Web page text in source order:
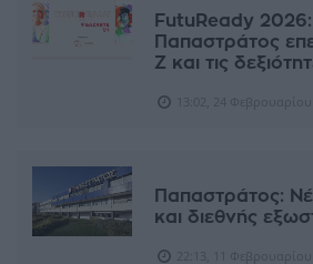
FutuReady
Παπαστράτος
Z και τις
Παπαστράτος:
και διεθνής